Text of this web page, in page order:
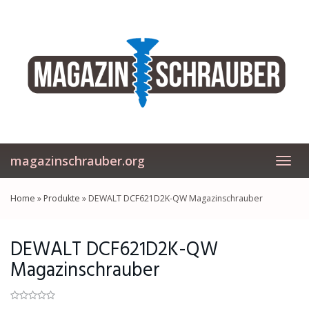
magazinschrauber.org
Home » Produkte » DEWALT DCF621D2K-QW Magazinschrauber
DEWALT DCF621D2K-QW
Magazinschrauber